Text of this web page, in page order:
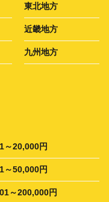
東北地方
近畿地方
九州地方
～20,000円
～50,000円
～200,000円